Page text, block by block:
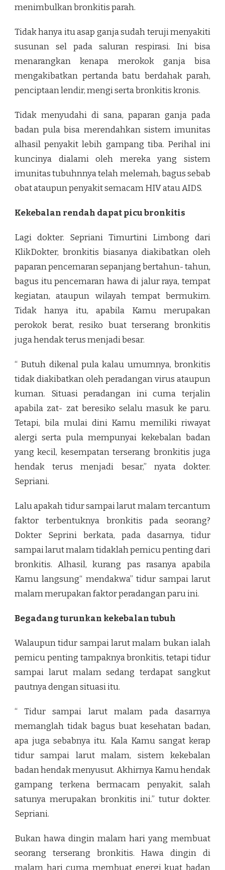
menimbulkan bronkitis parah.
Tidak hanya itu asap ganja sudah teruji menyakiti
susunan sel pada saluran respirasi. Ini bisa
menarangkan kenapa merokok ganja bisa
mengakibatkan pertanda batu berdahak parah,
penciptaan lendir, mengi serta bronkitis kronis.
Tidak menyudahi di sana, paparan ganja pada
badan pula bisa merendahkan sistem imunitas
alhasil penyakit lebih gampang tiba. Perihal ini
kuncinya dialami oleh mereka yang sistem
imunitas tubuhnnya telah melemah, bagus sebab
obat ataupun penyakit semacam HIV atau AIDS.
Kekebalan rendah dapat picu bronkitis
Lagi dokter. Sepriani Timurtini Limbong dari
KlikDokter, bronkitis biasanya diakibatkan oleh
paparan pencemaran sepanjang bertahun- tahun,
bagus itu pencemaran hawa di jalur raya, tempat
kegiatan, ataupun wilayah tempat bermukim.
Tidak hanya itu, apabila Kamu merupakan
perokok berat, resiko buat terserang bronkitis
juga hendak terus menjadi besar.
“ Butuh dikenal pula kalau umumnya, bronkitis
tidak diakibatkan oleh peradangan virus ataupun
kuman. Situasi peradangan ini cuma terjalin
apabila zat- zat beresiko selalu masuk ke paru.
Tetapi, bila mulai dini Kamu memiliki riwayat
alergi serta pula mempunyai kekebalan badan
yang kecil, kesempatan terserang bronkitis juga
hendak terus menjadi besar,” nyata dokter.
Sepriani.
Lalu apakah tidur sampai larut malam tercantum
faktor terbentuknya bronkitis pada seorang?
Dokter Seprini berkata, pada dasarnya, tidur
sampai larut malam tidaklah pemicu penting dari
bronkitis. Alhasil, kurang pas rasanya apabila
Kamu langsung“ mendakwa” tidur sampai larut
malam merupakan faktor peradangan paru ini.
Begadang turunkan kekebalan tubuh
Walaupun tidur sampai larut malam bukan ialah
pemicu penting tampaknya bronkitis, tetapi tidur
sampai larut malam sedang terdapat sangkut
pautnya dengan situasi itu.
“ Tidur sampai larut malam pada dasarnya
memanglah tidak bagus buat kesehatan badan,
apa juga sebabnya itu. Kala Kamu sangat kerap
tidur sampai larut malam, sistem kekebalan
badan hendak menyusut. Akhirnya Kamu hendak
gampang terkena bermacam penyakit, salah
satunya merupakan bronkitis ini.” tutur dokter.
Sepriani.
Bukan hawa dingin malam hari yang membuat
seorang terserang bronkitis. Hawa dingin di
malam hari cuma membuat energi kuat badan